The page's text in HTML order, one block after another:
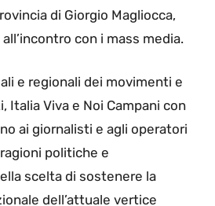
di Giorgio Magliocca,
con i mass media.
e regionali dei movimenti e
Italia Viva e Noi Campani con
ai giornalisti e agli operatori
politiche e
scelta di sostenere la
dell’attuale vertice